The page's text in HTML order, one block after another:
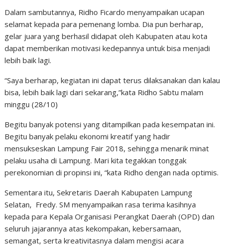
Dalam sambutannya, Ridho Ficardo menyampaikan ucapan
selamat kepada para pemenang lomba. Dia pun berharap,
gelar juara yang berhasil didapat oleh Kabupaten atau kota
dapat memberikan motivasi kedepannya untuk bisa menjadi
lebih baik lagi.
“Saya berharap, kegiatan ini dapat terus dilaksanakan dan kalau
bisa, lebih baik lagi dari sekarang,”kata Ridho Sabtu malam
minggu (28/10)
Begitu banyak potensi yang ditampilkan pada kesempatan ini.
Begitu banyak pelaku ekonomi kreatif yang hadir
mensukseskan Lampung Fair 2018, sehingga menarik minat
pelaku usaha di Lampung. Mari kita tegakkan tonggak
perekonomian di propinsi ini, “kata Ridho dengan nada optimis.
Sementara itu, Sekretaris Daerah Kabupaten Lampung
Selatan, Fredy. SM menyampaikan rasa terima kasihnya
kepada para Kepala Organisasi Perangkat Daerah (OPD) dan
seluruh jajarannya atas kekompakan, kebersamaan,
semangat, serta kreativitasnya dalam mengisi acara